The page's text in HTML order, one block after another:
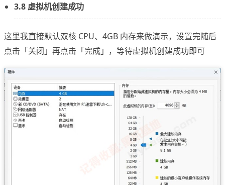
3.8 虚拟机创建成功
这里我直接默认双核 CPU、4GB 内存来做演示，设置完随后
点击「关闭」再点击「完成」，等待虚拟机创建成功即可